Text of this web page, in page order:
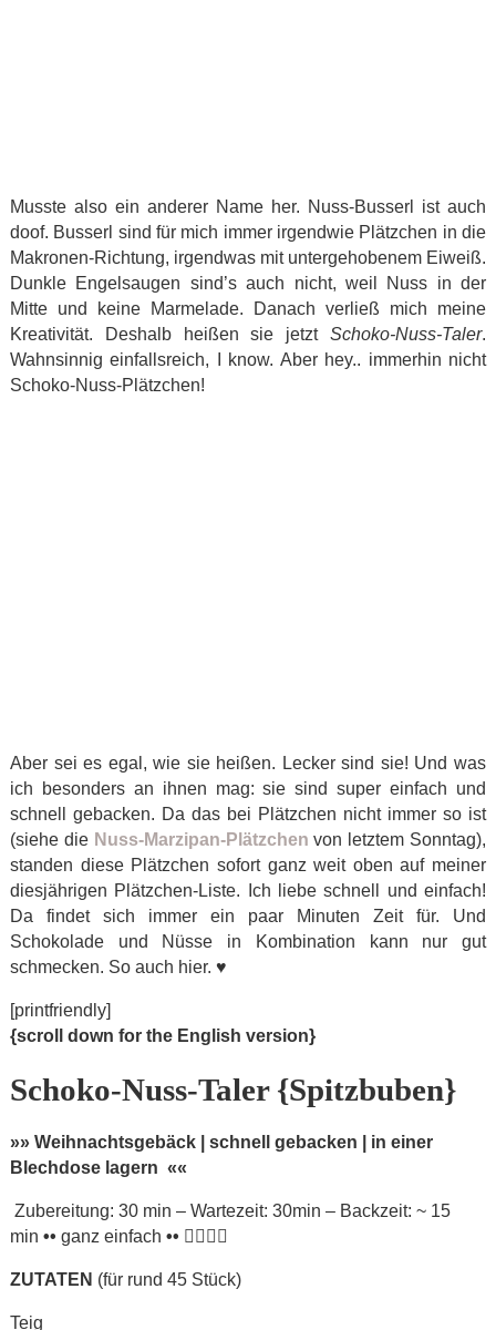
Musste also ein anderer Name her. Nuss-Busserl ist auch
doof. Busserl sind für mich immer irgendwie Plätzchen in die
Makronen-Richtung, irgendwas mit untergehobenem Eiweiß.
Dunkle Engelsaugen sind’s auch nicht, weil Nuss in der
Mitte und keine Marmelade. Danach verließ mich meine
Kreativität. Deshalb heißen sie jetztSchoko-Nuss-Taler.
Wahnsinnig einfallsreich, I know. Aber hey.. immerhin nicht
Schoko-Nuss-Plätzchen!
Aber sei es egal, wie sie heißen. Lecker sind sie! Und was
ich besonders an ihnen mag: sie sind super einfach und
schnell gebacken. Da das bei Plätzchen nicht immer so ist
(siehe die Nuss-Marzipan-Plätzchen von letztem Sonntag),
standen diese Plätzchen sofort ganz weit oben auf meiner
diesjährigen Plätzchen-Liste. Ich liebe schnell und einfach!
Da findet sich immer ein paar Minuten Zeit für. Und
Schokolade und Nüsse in Kombination kann nur gut
schmecken. So auch hier. ♥
[printfriendly]
{scroll down for the English version}
Schoko-Nuss-Taler {Spitzbuben}
»» Weihnachtsgebäck | schnell gebacken | in einer
Blechdose lagern ««
Zubereitung: 30 min – Wartezeit: 30min – Backzeit: ~ 15
min •• ganz einfach ••
ZUTATEN (für rund 45 Stück)
Teig